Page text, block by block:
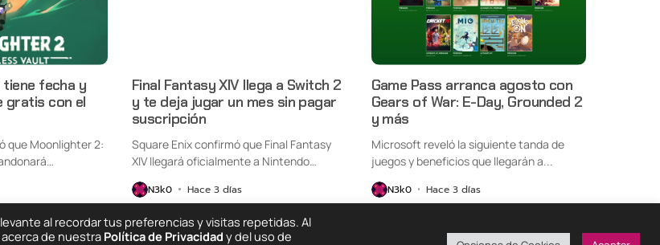
fecha y
gratis con el
que Moonlighter 2:
Final Fantasy XIV llega a Switch 2
y te deja jugar un mes sin pagar
suscripción
Square Enix confirmó que Final Fantasy
XIV llegará oficialmente a Nintendo
N3k0 Hace 3 días
Game Pass arranca agosto con
Gears of War: E-Day, Grounded 2
y más
Microsoft reveló la siguiente tanda de
juegos y beneficios que llegarán a...
N3k0 Hace 3 días
al recordar tus preferencias y visitas repetidas. Al
acerca de nuestra Política de Privacidad y del uso de